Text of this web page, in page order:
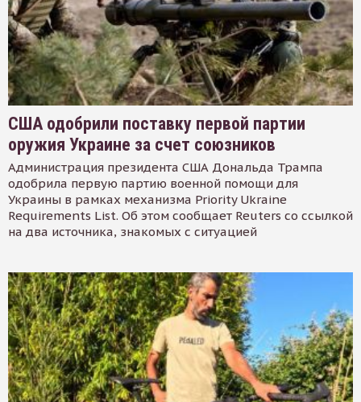
США одобрили поставку первой партии
оружия Украине за счет союзников
Администрация президента США Дональда Трампа
одобрила первую партию военной помощи для
Украины в рамках механизма Priority Ukraine
Requirements List. Об этом сообщает Reuters со ссылкой
на два источника, знакомых с ситуацией